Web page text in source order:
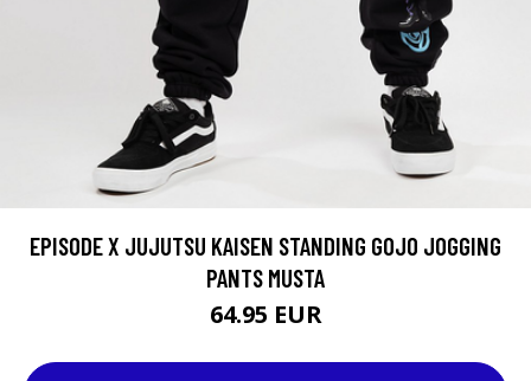
EPISODE X JUJUTSU KAISEN STANDING GOJO JOGGING
PANTS MUSTA
64.95 EUR